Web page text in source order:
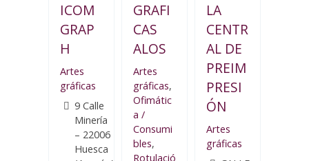
ICOM
GRAP
H
Artes
gráficas
9 Calle
Minería
– 22006
Huesca
GRAFI
CAS
ALOS
Artes
gráficas,
Ofimátic
a /
Consumi
bles,
Rotulació
LA
CENTR
AL DE
PREIM
PRESI
ÓN
Artes
gráficas